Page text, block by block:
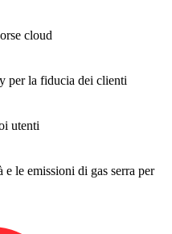
cloud
per la fiducia dei clienti
utenti
le emissioni di gas serra per